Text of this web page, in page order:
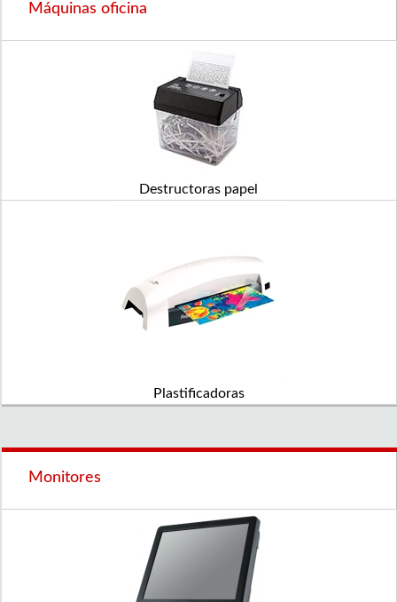
Máquinas oficina
Destructoras papel
Plastificadoras
Monitores